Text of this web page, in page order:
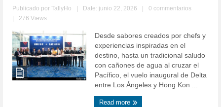
Publicado porTallyHo Date: junio 22, 2026
0 commentarios
276 Views
Desde sabores creados por chefs y
experiencias inspiradas en el
destino, hasta un tradicional saludo
con cañones de agua al cruzar el
Pacífico, el vuelo inaugural de Delta
entre Los Ángeles y Hong Kon ...
Read more